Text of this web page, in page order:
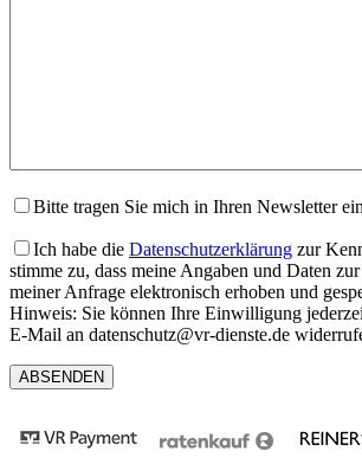
Bitte tragen Sie mich in Ihren Newsletter
Ich habe die Datenschutzerklärung zur
stimme zu, dass meine Angaben und Daten
meiner Anfrage elektronisch erhoben und
Hinweis: Sie können Ihre Einwilligung
E-Mail an datenschutz@vr-dienste.de